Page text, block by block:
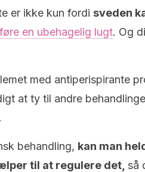
er ikke kun fordi sveden
en ubehagelig lugt. Og
med antiperispirante
at ty til andre
behandling, kan man
til at regulere det, så